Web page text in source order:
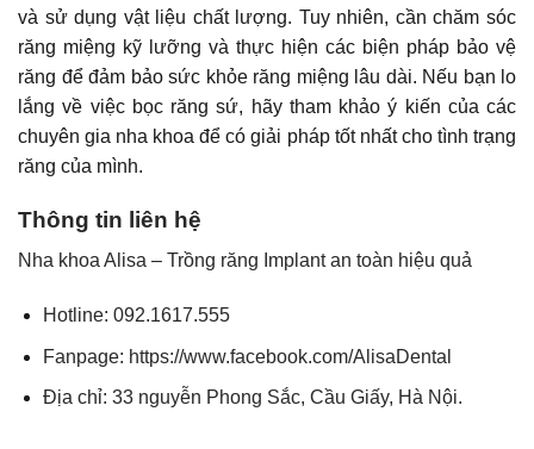
và sử dụng vật liệu chất lượng. Tuy nhiên, cần chăm sóc
răng miệng kỹ lưỡng và thực hiện các biện pháp bảo vệ
răng để đảm bảo sức khỏe răng miệng lâu dài. Nếu bạn lo
lắng về việc bọc răng sứ, hãy tham khảo ý kiến của các
chuyên gia nha khoa để có giải pháp tốt nhất cho tình trạng
răng của mình.
Thông tin liên hệ
Nha khoa Alisa – Trồng răng Implantan toàn hiệu quả
Hotline: 092.1617.555
Fanpage: https://www.facebook.com/AlisaDental
Địa chỉ: 33 nguyễn Phong Sắc, Cầu Giấy, Hà Nội.